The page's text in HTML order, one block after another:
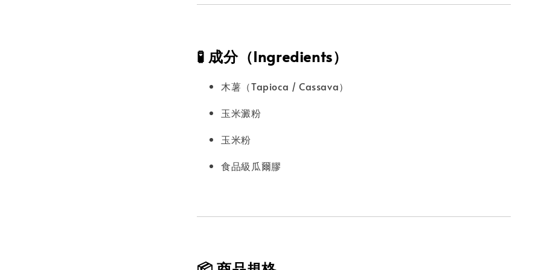
🧪 成分（Ingredients）
木薯（Tapioca / Cassava）
玉米澱粉
玉米粉
食品級瓜爾膠